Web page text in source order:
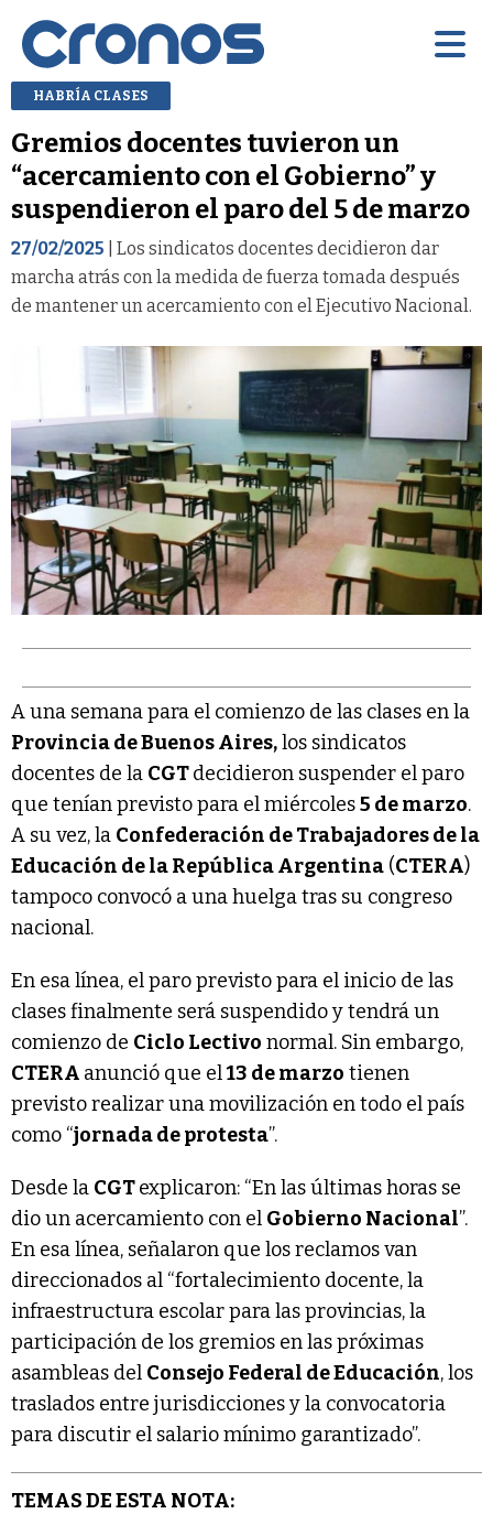
HABRÍA CLASES
Gremios docentes tuvieron un
“acercamiento con el Gobierno” y
suspendieron el paro del 5 de marzo
27/02/2025 | Los sindicatos docentes decidieron dar
marcha atrás con la medida de fuerza tomada después
de mantener un acercamiento con el Ejecutivo Nacional.
A una semana para el comienzo de las clases en la
Provincia de Buenos Aires,los sindicatos
docentes de la CGTdecidieron suspender el paro
que tenían previsto para el miércoles5 de marzo.
A su vez, la Confederación de Trabajadores de la
Educación de la República Argentina (CTERA)
tampoco convocó a una huelga tras su congreso
nacional.
En esa línea, el paro previsto para el inicio de las
clases finalmente será suspendido y tendrá un
comienzo de Ciclo Lectivo normal. Sin embargo,
CTERA anunció que el13 de marzo tienen
previsto realizar una movilización en todo el país
como “jornada de protesta”.
Desde la CGTexplicaron: “En las últimas horas se
dio un acercamiento con el Gobierno Nacional”.
En esa línea, señalaron que los reclamos van
direccionados al “fortalecimiento docente, la
infraestructura escolar para las provincias, la
participación de los gremios en las próximas
asambleas del Consejo Federal de Educación, los
traslados entre jurisdicciones y la convocatoria
para discutir el salario mínimo garantizado”.
TEMAS DE ESTA NOTA: